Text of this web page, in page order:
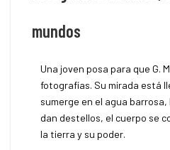
mundos
Una joven posa para que G.
fotografías. Su mirada está
sumerge en el agua
dan destellos, el cuerpo se
la tierra y su poder.